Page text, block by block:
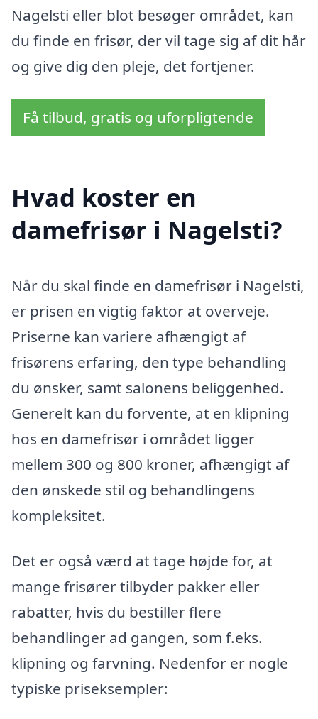
Nagelsti eller blot besøger området, kan
du finde en frisør, der vil tage sig af dit hår
og give dig den pleje, det fortjener.
Få tilbud, gratis og uforpligtende
Hvad koster en
damefrisør i Nagelsti?
Når du skal finde en damefrisør i Nagelsti,
er prisen en vigtig faktor at overveje.
Priserne kan variere afhængigt af
frisørens erfaring, den type behandling
du ønsker, samt salonens beliggenhed.
Generelt kan du forvente, at en klipning
hos en damefrisør i området ligger
mellem 300 og 800 kroner, afhængigt af
den ønskede stil og behandlingens
kompleksitet.
Det er også værd at tage højde for, at
mange frisører tilbyder pakker eller
rabatter, hvis du bestiller flere
behandlinger ad gangen, som f.eks.
klipning og farvning. Nedenfor er nogle
typiske priseksempler: